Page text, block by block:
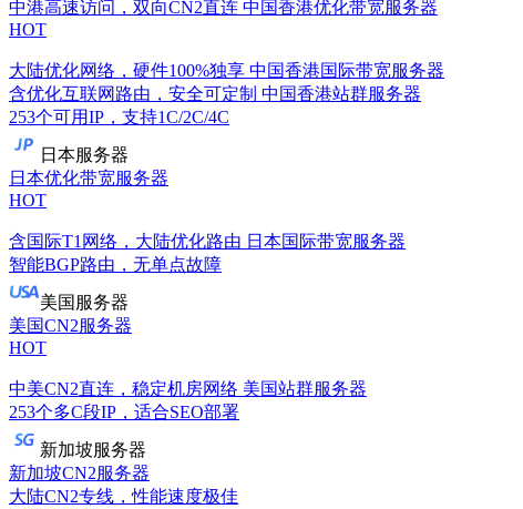
中港高速访问，双向CN2直连 中国香港优化带宽服务器
HOT
大陆优化网络，硬件100%独享 中国香港国际带宽服务器
含优化互联网路由，安全可定制 中国香港站群服务器
253个可用IP，支持1C/2C/4C
日本服务器
日本优化带宽服务器
HOT
含国际T1网络，大陆优化路由 日本国际带宽服务器
智能BGP路由，无单点故障
美国服务器
美国CN2服务器
HOT
中美CN2直连，稳定机房网络 美国站群服务器
253个多C段IP，适合SEO部署
新加坡服务器
新加坡CN2服务器
大陆CN2专线，性能速度极佳